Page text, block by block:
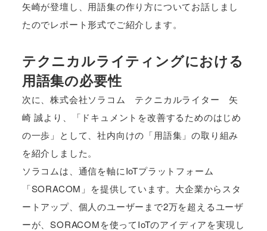
矢崎が登壇し、用語集の作り方についてお話しまし
たのでレポート形式でご紹介します。
テクニカルライティングにおける
用語集の必要性
次に、株式会社ソラコム テクニカルライター 矢
崎 誠より、「ドキュメントを改善するためのはじめ
の一歩」として、社内向けの「用語集」の取り組み
を紹介しました。
ソラコムは、通信を軸にIoTプラットフォーム
「SORACOM」を提供しています。大企業からスタ
ートアップ、個人のユーザーまで2万を超えるユーザ
ーが、SORACOMを使ってIoTのアイディアを実現し